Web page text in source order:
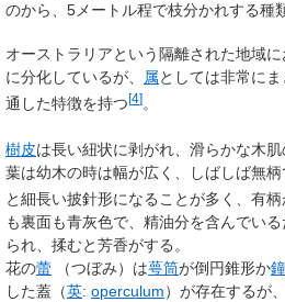
のから、5メートル程で枝分かれする種
オーストラリアという隔離された地域
に分化しているが、
属としては非常に
通した特徴を持つ[4]。
樹皮は長い紐状に剥がれ、滑らかな木
葉は幼木の時は幅が広く、しばしば無柄
と細長い披針形になることが多く、有柄
も裏面も青灰色で、精油分を含んでい
られ、揉むと芳香がする。
花の蕾 （つぼみ） は萼筒が倒円錐形か鐘
した蓋（英: operculum）が存在するが